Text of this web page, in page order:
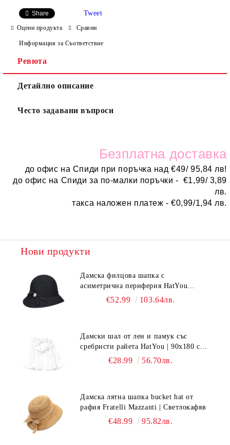
Share Tweet
Оцени продукта Сравни
Информация за Съответствие
Ревюта
Детайлно описание
Често задавани въпроси
Безплатна доставка
до офис на Спиди при поръчка над€49/ 95,84 лв!
до офис на Спиди за по-малки поръчки - €1,99/ 3,89
лв.
такса наложен платеж -€0,99/1,94 лв.
Нови продукти
Дамска филцова шапка с
асиметрична периферия HatYou
CF0376 | Черен
€52.99 103.64лв.
Дамски шал от лен и памук със
сребристи райета HatYou | 90x180 см |
€28.99 56.70лв.
Дамска лятна шапка bucket hat от
рафия Fratelli Mazzanti | Светлокафяв
€48.99 95.82лв.